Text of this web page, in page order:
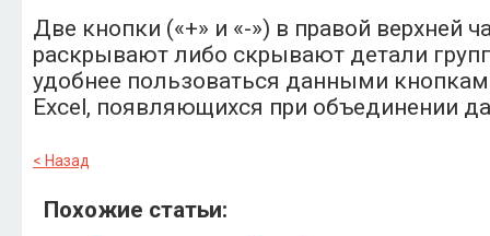
Две кнопки («+» и «-») в правой верхней
раскрывают либо скрывают детали
удобнее пользоваться данными
Excel, появляющихся при объединении
< Назад
Похожие статьи: